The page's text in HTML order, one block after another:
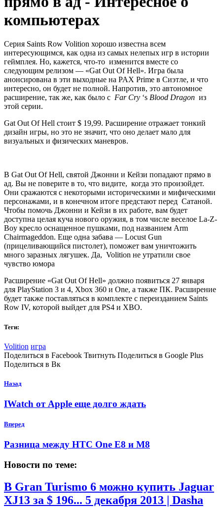
компьютерах
Серия Saints Row Volition хорошо известна всем
интересующимся, как одна из самых нелепых игр в истории
геймплея. Но, кажется, что-то изменится вместе со
следующим релизом — «Gat Out Of Hell». Игра была
анонсирована в эти выходные на PAX Prime в Сиэтле, и что
интересно, он будет не полной. Напротив, это автономное
расширение, так же, как было с Far Cry ‘s Blood Dragon из
этой серии.
Gat Out Of Hell стоит $ 19,99. Расширение отражает тонкий
дизайн игры, но это не значит, что оно делает мало для
визуальных и физических маневров.
В Gat Out Of Hell, святой Джонни и Кейзи попадают прямо в
ад. Вы не поверите в то, что видите, когда это произойдет.
Они сражаются с некоторыми историческими и мифическими
персонажами, и в конечном итоге предстают перед Сатаной.
Чтобы помочь Джонни и Кейзи в их работе, вам будет
доступна целая куча нового оружия, в том числе веселое La-Z-
Boy кресло оснащенное пушками, под названием Arm
Chairmageddon. Еще одна забава — Locust Gun
(прицеливающийся пистолет), поможет вам уничтожить
много заразных лягушек. Да, Volition не утратили свое
чувство юмора
Расширение «Gat Out Of Hell» должно появиться 27 января
для PlayStation 3 и 4, Xbox 360 и One, а также ПК. Расширение
будет также поставляться в комплекте с переизданием Saints
Row IV, которой выйдет для PS4 и XBO.
Теги:
Volition игра
Поделиться в Facebook Твитнуть Поделиться в Google Plus
Поделиться в Вк
Назад
IWatch от Apple еще долго ждать
Вперед
Разница между HTC One E8 и M8
Новости по теме:
В Gran Turismo 6 можно купить Jaguar
XJ13 за $ 196... 5 декабря 2013 | Dasha